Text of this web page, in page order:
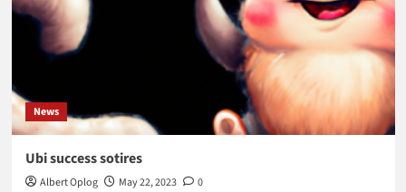
News
Ubi success sotires
Albert Oplog May 22, 2023 0